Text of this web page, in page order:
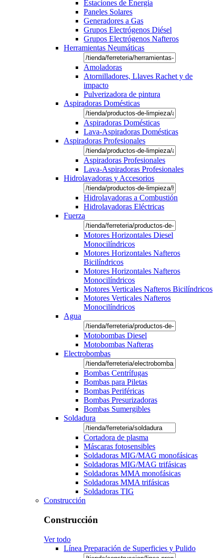
Estaciones de Energía
Paneles Solares
Generadores a Gas
Grupos Electrógenos Diésel
Grupos Electrógenos Nafteros
Herramientas Neumáticas
Amoladoras
Atornilladores, Llaves Rachet y de
impacto
Pulverizadora de pintura
Aspiradoras Domésticas
Aspiradoras Domésticas
Lava-Aspiradoras Domésticas
Aspiradoras Profesionales
Aspiradoras Profesionales
Lava-Aspiradoras Profesionales
Hidrolavadoras y Accesorios
Hidrolavadoras a Combustión
Hidrolavadoras Eléctricas
Fuerza
Motores Horizontales Diesel
Monocilíndricos
Motores Horizontales Nafteros
Bicilíndricos
Motores Horizontales Nafteros
Monocilíndricos
Motores Verticales Nafteros Bicilíndricos
Motores Verticales Nafteros
Monocilíndricos
Agua
Motobombas Diesel
Motobombas Nafteras
Electrobombas
Bombas Centrífugas
Bombas para Piletas
Bombas Periféricas
Bombas Presurizadoras
Bombas Sumergibles
Soldadura
Cortadora de plasma
Máscaras fotosensibles
Soldadoras MIG/MAG monofásicas
Soldadoras MIG/MAG trifásicas
Soldadoras MMA monofásicas
Soldadoras MMA trifásicas
Soldadoras TIG
Construcción
Construcción
Ver todo
Línea Preparación de Superficies y Pulido